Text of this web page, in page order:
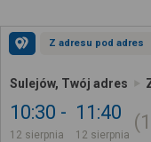
Z adresu pod adres
Sulejów, Twój adres
10:30
12 sierpnia
11:40
12 sierpnia